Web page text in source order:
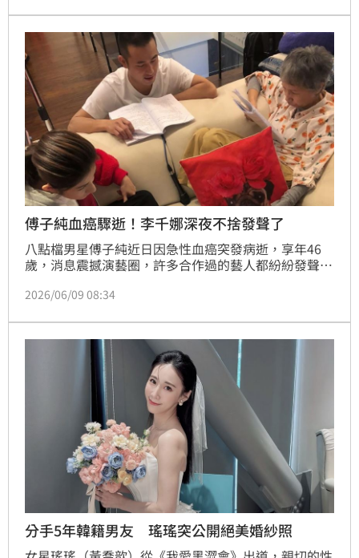
傅子純血癌驟逝！李千娜深夜不捨發聲了
八點檔男星傅子純近日因急性血癌突發病逝，享年46
歲，消息震撼演藝圈，許多合作過的藝人都紛紛發聲哀
娜，今（9）日深夜也在社群發文悼念，曬出當年為戲
幸福快樂著」。
2026/06/09 08:34
分手5年韓籍男友 瑤瑤突公開絕美婚紗照